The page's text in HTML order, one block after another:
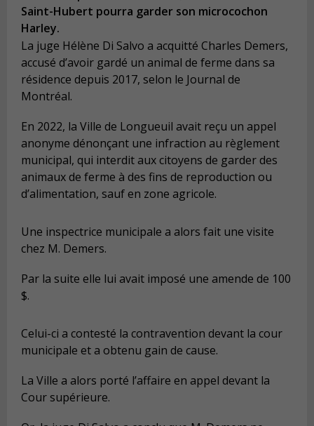
Saint-Hubert pourra garder son microcochon
Harley.
La juge Hélène Di Salvo a acquitté Charles Demers,
accusé d’avoir gardé un animal de ferme dans sa
résidence depuis 2017, selon le Journal de
Montréal.
En 2022, la Ville de Longueuil avait reçu un appel
anonyme dénonçant une infraction au règlement
municipal, qui interdit aux citoyens de garder des
animaux de ferme à des fins de reproduction ou
d’alimentation, sauf en zone agricole.
Une inspectrice municipale a alors fait une visite
chez M. Demers.
Par la suite elle lui avait imposé une amende de 100
$.
Celui-ci a contesté la contravention devant la cour
municipale et a obtenu gain de cause.
La Ville a alors porté l’affaire en appel devant la
Cour supérieure.